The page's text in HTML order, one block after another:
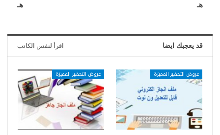
هـ
هـ
قد يعجبك ايضا اقرأ لنفس الكاتب
عروض التحضير المميزة عروض التحضير المميزة